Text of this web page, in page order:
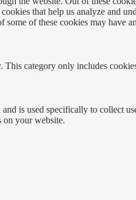
that help us analyze and
of these cookies may have
category only includes
is used specifically to collect
on your website.